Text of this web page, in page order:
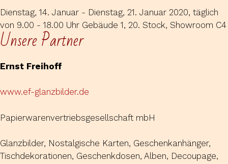
Dienstag, 14. Januar - Dienstag, 21. Januar 2020, täglich
von 9.00 - 18.00 Uhr Gebäude 1, 20. Stock, Showroom C4
Unsere Partner
Ernst Freihoff
www.ef-glanzbilder.de
Papierwarenvertriebsgesellschaft mbH
Glanzbilder, Nostalgische Karten, Geschenkanhänger,
Tischdekorationen, Geschenkdosen, Alben, Decoupage,